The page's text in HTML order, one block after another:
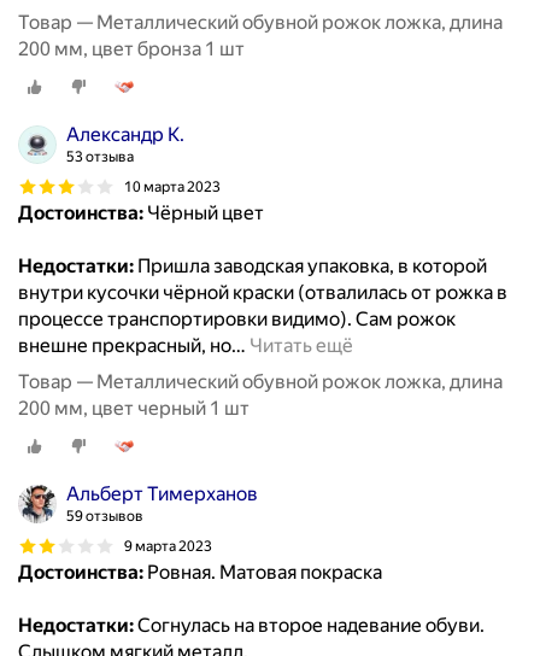
Товар — Металлический обувной рожок ложка, длина
200 мм, цвет бронза 1 шт
Александр К.
53 отзыва
10 марта 2023
Достоинства: Чёрный цвет
Недостатки: Пришла заводская упаковка, в которой
внутри кусочки чёрной краски (отвалилась от рожка в
процессе транспортировки видимо). Сам рожок
внешне прекрасный, но… Читать ещё
Товар — Металлический обувной рожок ложка, длина
200 мм, цвет черный 1 шт
Альберт Тимерханов
59 отзывов
9 марта 2023
Достоинства: Ровная. Матовая покраска
Недостатки:Согнулась на второе надевание обуви.